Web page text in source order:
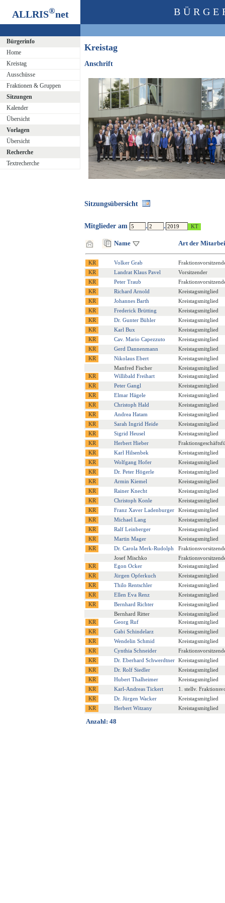
ALLRIS®net
Bürgerinfo
Home
Kreistag
Ausschüsse
Fraktionen & Gruppen
Sitzungen
Kalender
Übersicht
Vorlagen
Übersicht
Recherche
Textrecherche
Kreistag
Anschrift
Sitzungsübersicht
Mitglieder am . .
Name Art der
Volker Grab
Landrat Klaus Pavel
Vorsitzender
Peter Traub
Richard Arnold
Kreistagsmitglied
Johannes Barth
Kreistagsmitglied
Frederick Brütting
Kreistagsmitglied
Dr. Gunter Bühler
Kreistagsmitglied
Karl Bux
Kreistagsmitglied
Cav. Mario Capezzuto
Kreistagsmitglied
Gerd Dannenmann
Kreistagsmitglied
Nikolaus Ebert
Kreistagsmitglied
Manfred Fischer
Kreistagsmitglied
Willibald Freihart
Kreistagsmitglied
Peter Gangl
Kreistagsmitglied
Elmar Hägele
Kreistagsmitglied
Christoph Hald
Kreistagsmitglied
Andrea Hatam
Kreistagsmitglied
Sarah Ingrid Heide
Kreistagsmitglied
Sigrid Heusel
Kreistagsmitglied
Herbert Hieber
Karl Hilsenbek
Kreistagsmitglied
Wolfgang Hofer
Kreistagsmitglied
Dr. Peter Högerle
Kreistagsmitglied
Armin Kiemel
Kreistagsmitglied
Rainer Knecht
Kreistagsmitglied
Christoph Konle
Kreistagsmitglied
Franz Xaver Ladenburger
Kreistagsmitglied
Michael Lang
Kreistagsmitglied
Ralf Leinberger
Kreistagsmitglied
Martin Mager
Kreistagsmitglied
Dr. Carola Merk-Rudolph
Josef Mischko
Egon Ocker
Kreistagsmitglied
Jürgen Opferkuch
Kreistagsmitglied
Thilo Rentschler
Kreistagsmitglied
Ellen Eva Renz
Kreistagsmitglied
Bernhard Richter
Kreistagsmitglied
Bernhard Ritter
Kreistagsmitglied
Georg Ruf
Kreistagsmitglied
Gabi Schindelarz
Kreistagsmitglied
Wendelin Schmid
Kreistagsmitglied
Cynthia Schneider
Dr. Eberhard Schwerdtner Kreistagsmitglied
Dr. Rolf Siedler
Kreistagsmitglied
Hubert Thalheimer
Kreistagsmitglied
Karl-Andreas Tickert
1. stellv.
Dr. Jürgen Wacker
Kreistagsmitglied
Herbert Witzany
Kreistagsmitglied
Anzahl: 48